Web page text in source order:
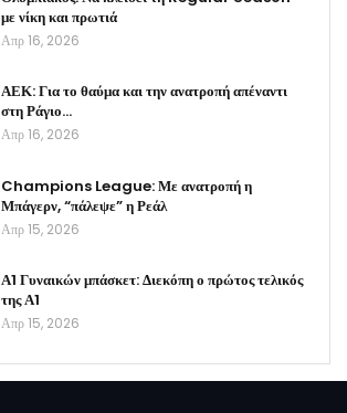
με νίκη και πρωτιά
Απρ 16, 2026
ΑΕΚ: Για το θαύμα και την ανατροπή απέναντι
στη Ράγιο…
Απρ 16, 2026
Champions League: Με ανατροπή η
Μπάγερν, “πάλεψε” η Ρεάλ
Απρ 15, 2026
Α1 Γυναικών μπάσκετ: Διεκόπη ο πρώτος τελικός
της Α1
Απρ 15, 2026